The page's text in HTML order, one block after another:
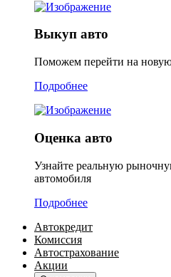
Выкуп авто
Поможем перейти на
Подробнее
Оценка авто
Узнайте реальную
автомобиля
Подробнее
Автокредит
Комиссия
Автострахование
Акции